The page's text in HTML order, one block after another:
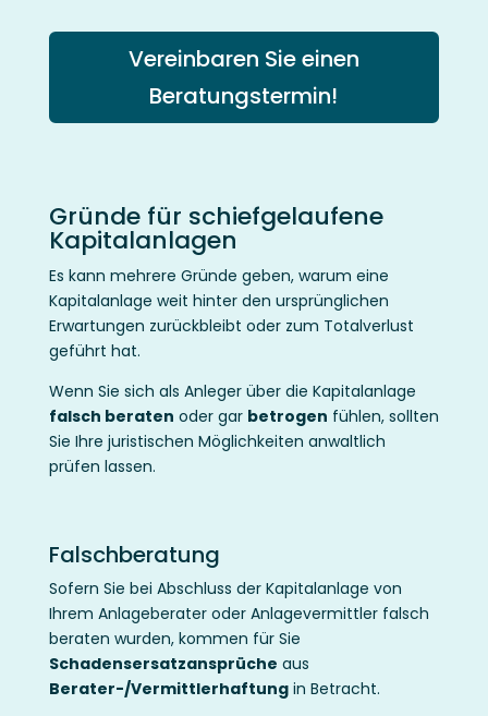
Vereinbaren Sie einen
Beratungstermin!
Gründe für schiefgelaufene
Kapitalanlagen
Es kann mehrere Gründe geben, warum eine
Kapitalanlage weit hinter den ursprünglichen
Erwartungen zurückbleibt oder zum Totalverlust
geführt hat.
Wenn Sie sich als Anleger über die Kapitalanlage
falsch beraten oder gar betrogen fühlen, sollten
Sie Ihre juristischen Möglichkeiten anwaltlich
prüfen lassen.
Falschberatung
Sofern Sie bei Abschluss der Kapitalanlage von
Ihrem Anlageberater oder Anlagevermittler falsch
beraten wurden, kommen für Sie
Schadensersatzansprüche aus
Berater-/Vermittlerhaftungin Betracht.